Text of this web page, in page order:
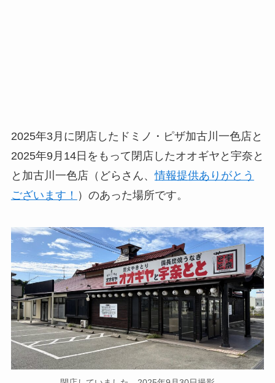
2025年3月に閉店したドミノ・ピザ加古川一色店と
2025年9月14日をもって閉店したオオギヤと宇奈と
と加古川一色店（どらさん、情報提供ありがとう
ございます！ ）のあった場所です。